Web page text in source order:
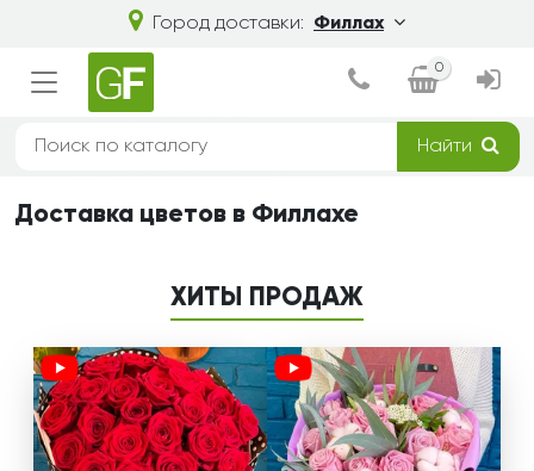
Город доставки: Филлах
0
Найти
Доставка цветов в Филлахе
ХИТЫ ПРОДАЖ